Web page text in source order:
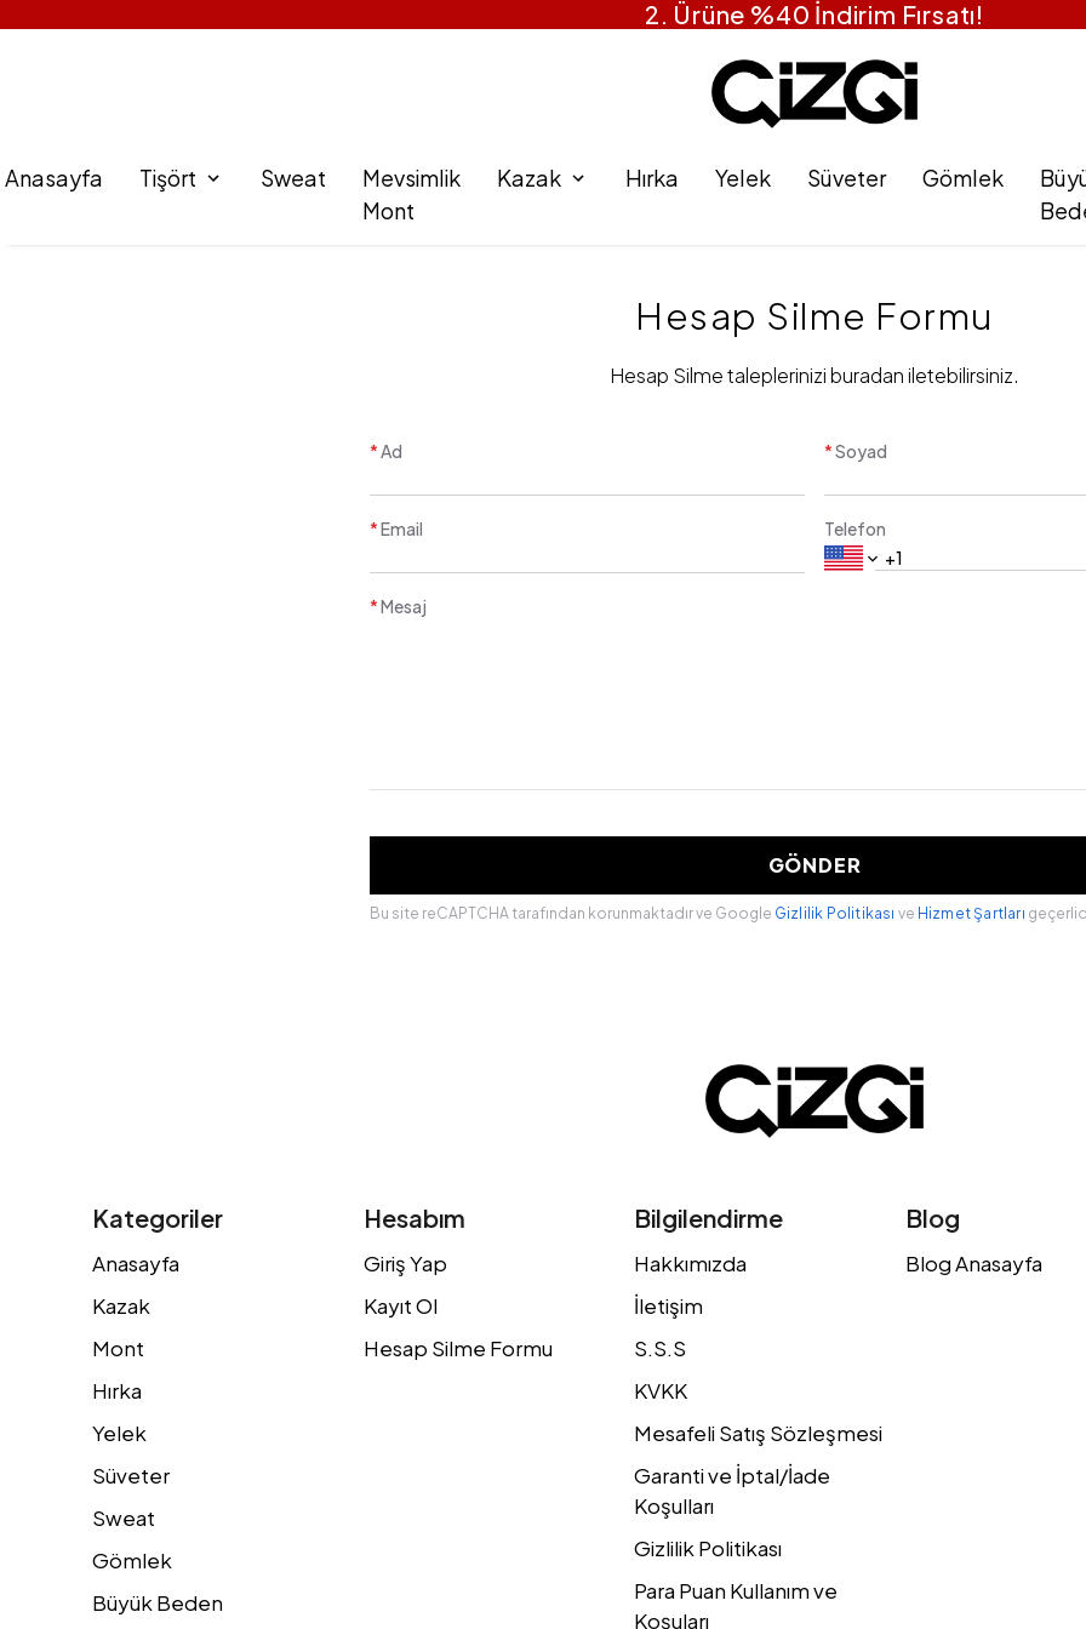
2. Ürüne %40 İndirim Fırsatı!
Anasayfa Tişört Sweat
Mevsimlik
Mont
Kazak Hırka Yelek Süveter Gömlek
Hesap Silme Formu
Hesap Silme taleplerinizi buradan iletebilirsiniz.
*Ad *Soyad
*Email Telefon
*Mesaj
GÖNDER
Bu site reCAPTCHA tarafından korunmaktadır ve Google Gizlilik Politikası ve Hizmet Şartları
Kategoriler
Anasayfa
Kazak
Mont
Hırka
Yelek
Süveter
Sweat
Gömlek
Büyük Beden
Hesabım
Giriş Yap
Kayıt Ol
Hesap Silme Formu
Bilgilendirme
Hakkımızda
İletişim
S.S.S
KVKK
Mesafeli Satış Sözleşmesi
Garanti ve İptal/İade
Koşulları
Gizlilik Politikası
Para Puan Kullanım ve
Koşuları
Blog
Blog Anasayfa